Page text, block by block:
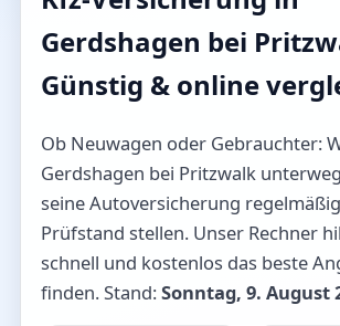
Gerdshagen bei
Günstig & online
Ob Neuwagen oder Gebrauchter:
Gerdshagen bei Pritzwalk
seine Autoversicherung
Prüfstand stellen. Unser Rechner
schnell und kostenlos das beste
finden. Stand:Sonntag, 9. August